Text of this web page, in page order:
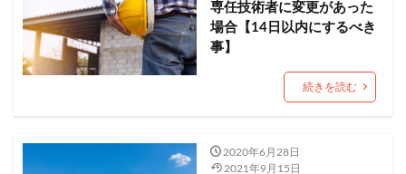
専任技術者に変更があった
場合【14日以内にするべき
事】
続きを読む
2020年6月28日
2021年9月15日